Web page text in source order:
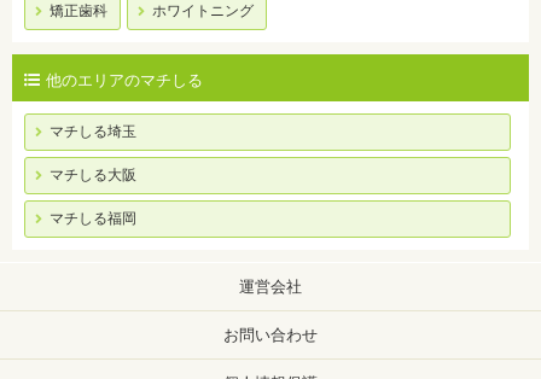
矯正歯科 ホワイトニング
他のエリアのマチしる
マチしる埼玉
マチしる大阪
マチしる福岡
運営会社
お問い合わせ